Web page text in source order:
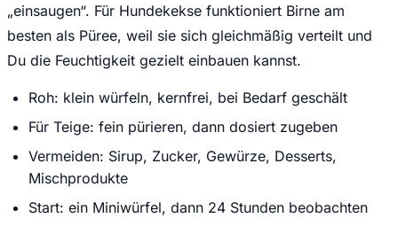
„einsaugen“. Für Hundekekse funktioniert Birne am
besten als Püree, weil sie sich gleichmäßig verteilt und
Du die Feuchtigkeit gezielt einbauen kannst.
Roh: klein würfeln, kernfrei, bei Bedarf geschält
Für Teige: fein pürieren, dann dosiert zugeben
Vermeiden: Sirup, Zucker, Gewürze, Desserts,
Mischprodukte
Start: ein Miniwürfel, dann 24 Stunden beobachten